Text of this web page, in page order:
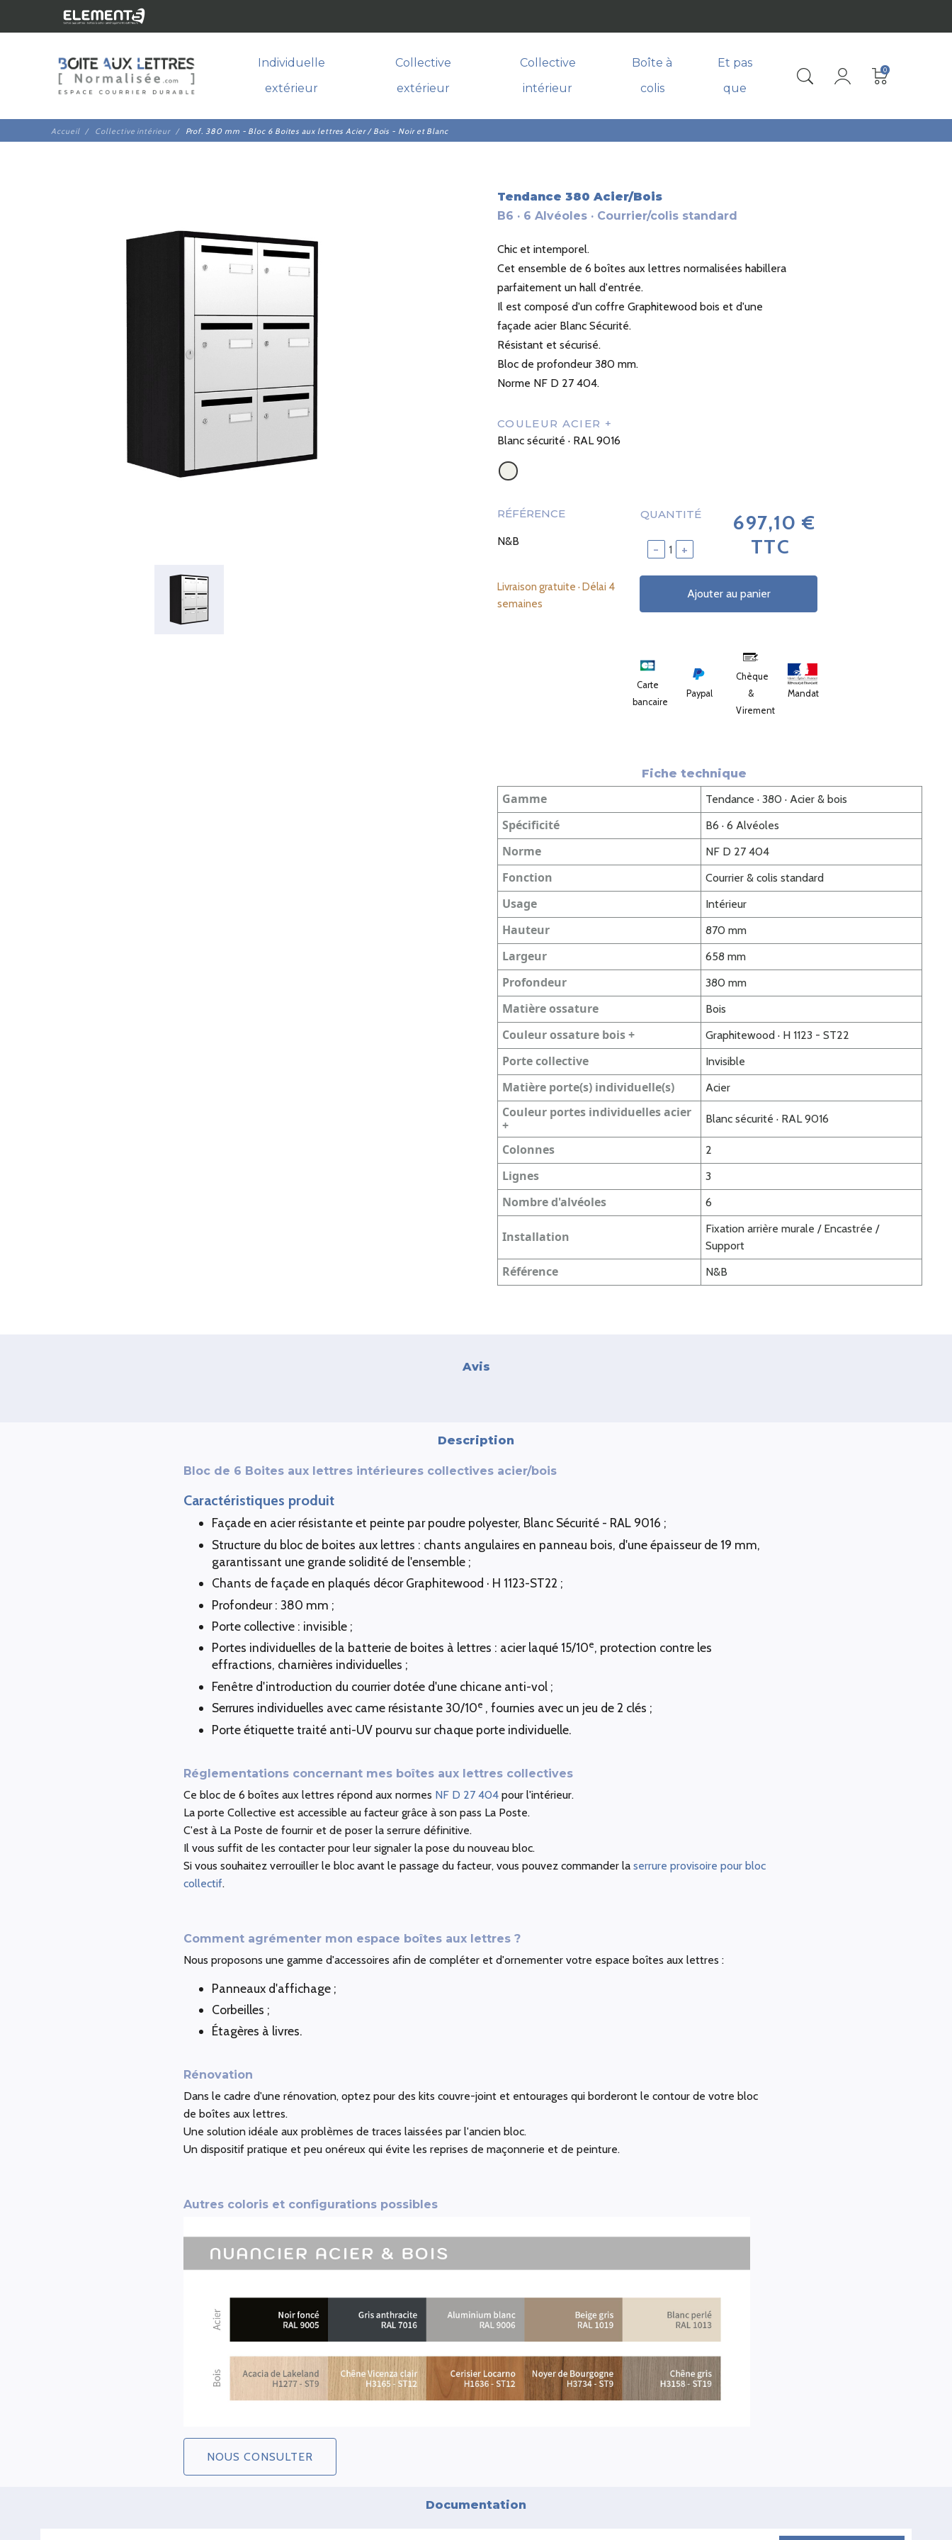
Individuelle
extérieur
Collective
extérieur
Collective
intérieur
Boîte à
colis
Et pas
que
0
Accueil Collective intérieur Prof. 380 mm - Bloc 6 Boites aux lettres Acier / Bois - Noir et Blanc
Tendance 380 Acier/Bois
B6 · 6 Alvéoles · Courrier/colis standard
Chic et intemporel.
Cet ensemble de 6 boîtes aux lettres normalisées habillera
parfaitement un hall d'entrée.
Il est composé d'un coffre Graphitewood bois et d'une
façade acier Blanc Sécurité.
Résistant et sécurisé.
Bloc de profondeur 380 mm.
Norme NF D 27 404.
COULEUR ACIER +
Blanc sécurité · RAL 9016
RÉFÉRENCE
N&B
Livraison gratuite · Délai 4
semaines
QUANTITÉ
- +
697,10 €
TTC
Ajouter au panier
Carte
bancaire
Paypal
Chèque
&
Virement
Mandat
Fiche technique
Gamme Tendance · 380 · Acier & bois
Spécificité B6 · 6 Alvéoles
Norme NF D 27 404
Fonction Courrier & colis standard
Usage Intérieur
Hauteur 870 mm
Largeur 658 mm
Profondeur 380 mm
Matière ossature Bois
Couleur ossature bois + Graphitewood · H 1123 - ST22
Porte collective Invisible
Matière porte(s) individuelle(s) Acier
Couleur portes individuelles acier
+
Blanc sécurité · RAL 9016
Colonnes 2
Lignes 3
Nombre d'alvéoles 6
Installation
Fixation arrière murale / Encastrée /
Support
Référence N&B
Avis
Description
Bloc de 6 Boites aux lettres intérieures collectives acier/bois
Caractéristiques produit
Façade en acier résistante et peinte par poudre polyester, Blanc Sécurité - RAL 9016 ;
Structure du bloc de boites aux lettres : chants angulaires en panneau bois, d'une épaisseur de 19 mm,
garantissant une grande solidité de l'ensemble ;
Chants de façade en plaqués décor Graphitewood · H 1123-ST22 ;
Profondeur : 380 mm ;
Porte collective : invisible ;
Portes individuelles de la batterie de boites à lettres : acier laqué 15/10e, protection contre les
effractions, charnières individuelles ;
Fenêtre d'introduction du courrier dotée d'une chicane anti-vol ;
Serrures individuelles avec came résistante 30/10e , fournies avec un jeu de 2 clés ;
Porte étiquette traité anti-UV pourvu sur chaque porte individuelle.
Réglementations concernant mes boîtes aux lettres collectives
Ce bloc de 6 boîtes aux lettres répond aux normes NF D 27 404pour l'intérieur.
La porte Collective est accessible au facteur grâce à son pass La Poste.
C'est à La Poste de fournir et de poser la serrure définitive.
Il vous suffit de les contacter pour leur signaler la pose du nouveau bloc.
Si vous souhaitez verrouiller le bloc avant le passage du facteur, vous pouvez commander la serrure provisoire pour bloc
collectif.
Comment agrémenter mon espace boîtes aux lettres ?
Nous proposons une gamme d'accessoires afin de compléter et d'ornementer votre espace boîtes aux lettres :
Panneaux d'affichage ;
Corbeilles ;
Étagères à livres.
Rénovation
Dans le cadre d'une rénovation, optez pour des kits couvre-joint et entourages qui borderont le contour de votre bloc
de boîtes aux lettres.
Une solution idéale aux problèmes de traces laissées par l'ancien bloc.
Un dispositif pratique et peu onéreux qui évite les reprises de maçonnerie et de peinture.
Autres coloris et configurations possibles
NOUS CONSULTER
Documentation